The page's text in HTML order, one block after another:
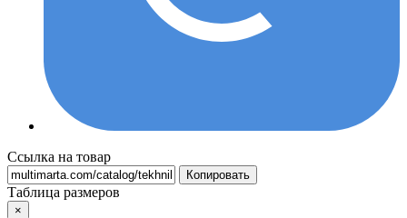
Ссылка на товар
Копировать
Таблица размеров
×